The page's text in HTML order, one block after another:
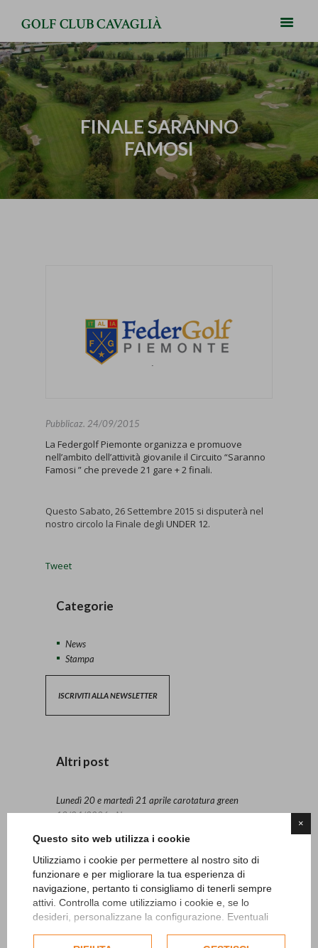
×
Questo sito web utilizza i cookie
Utilizziamo i cookie per permettere al nostro sito di
funzionare e per migliorare la tua esperienza di
navigazione, pertanto ti consigliamo di tenerli sempre
attivi. Controlla come utilizziamo i cookie e, se lo
desideri, personalizzane la configurazione. Eventuali
esclusivamente previa acquisizione del consenso
GOLF CLUB CAVAGLIÀ
FINALE SARANNO
FAMOSI
Pubblicaz. 24/09/2015
La Federgolf Piemonte organizza e promuove
nell’ambito dell’attività giovanile il Circuito “Saranno
Famosi ” che prevede 21 gare + 2 finali.
Questo Sabato, 26 Settembre 2015 si disputerà nel
nostro circolo la Finale degli UNDER 12.
Tweet
Categorie
News
Stampa
ISCRIVITI ALLA NEWSLETTER
Altri post
Lunedì 20 e martedì 21 aprile carotatura green
13/04/2026 - News
27/06/2024 - News
“Ryder SFIDA women vs men”